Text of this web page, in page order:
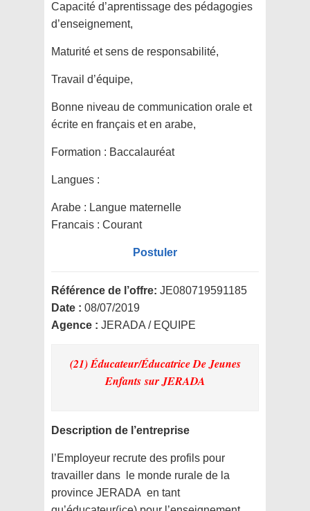
Capacité d’aprentissage des pédagogies
d’enseignement,
Maturité et sens de responsabilité,
Travail d’équipe,
Bonne niveau de communication orale et
écrite en français et en arabe,
Formation : Baccalauréat
Langues :
Arabe : Langue maternelle
Francais : Courant
Postuler
Référence de l’offre: JE080719591185
Date : 08/07/2019
Agence : JERADA / EQUIPE
(21) Éducateur/Éducatrice De Jeunes
Enfantssur JERADA
Description de l’entreprise
l’Employeur recrute des profils pour
travailler dans le monde rurale de la
province JERADA en tant